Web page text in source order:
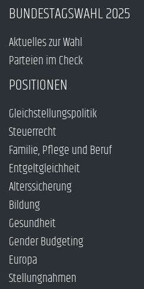
BUNDESTAGSWAHL 2025
Aktuelles zur Wahl
Parteien im Check
POSITIONEN
Gleichstellungspolitik
Steuerrecht
Familie, Pflege und Beruf
Entgeltgleichheit
Alterssicherung
Bildung
Gesundheit
Gender Budgeting
Europa
Stellungnahmen